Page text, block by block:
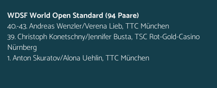
WDSF World Open Standard (94 Paare)
40.-43. Andreas Wenzler/Verena Lieb, TTC München
39. Christoph Konetschny/Jennifer Busta, TSC Rot-Gold-Casino
Nürnberg
1. Anton Skuratov/Alona Uehlin, TTC München